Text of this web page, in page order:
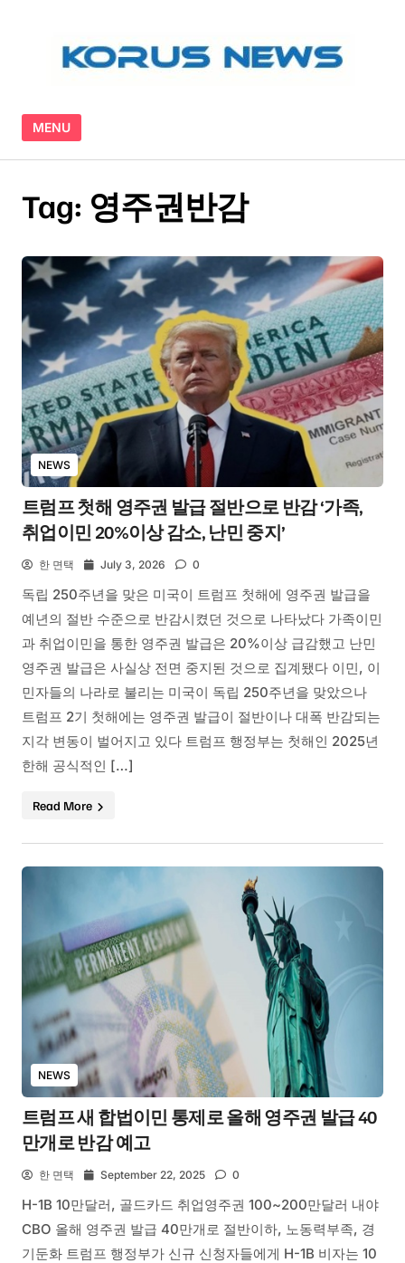
MENU
Tag: 영주권반감
NEWS
트럼프 첫해 영주권 발급 절반으로 반감 ‘가족,
취업이민 20%이상 감소, 난민 중지’
한 면택 July 3, 2026 0
독립 250주년을 맞은 미국이 트럼프 첫해에 영주권 발급을
예년의 절반 수준으로 반감시켰던 것으로 나타났다 가족이민
과 취업이민을 통한 영주권 발급은 20%이상 급감했고 난민
영주권 발급은 사실상 전면 중지된 것으로 집계됐다 이민, 이
민자들의 나라로 불리는 미국이 독립 250주년을 맞았으나
트럼프 2기 첫해에는 영주권 발급이 절반이나 대폭 반감되는
지각 변동이 벌어지고 있다 트럼프 행정부는 첫해인 2025년
한해 공식적인 […]
Read More
NEWS
트럼프 새 합법이민 통제로 올해 영주권 발급 40
만개로 반감 예고
한 면택 September 22, 2025 0
H-1B 10만달러, 골드카드 취업영주권 100~200만달러 내야
CBO 올해 영주권 발급 40만개로 절반이하, 노동력부족, 경
기둔화 트럼프 행정부가 신규 신청자들에게 H-1B 비자는 10